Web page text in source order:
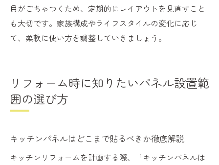
目がごちゃつくため、定期的にレイアウトを見直すこと
も大切です。家族構成やライフスタイルの変化に応じ
て、柔軟に使い方を調整していきましょう。
リフォーム時に知りたいパネル設置範
囲の選び方
キッチンパネルはどこまで貼るべきか徹底解説
キッチンリフォームを計画する際、「キッチンパネルは